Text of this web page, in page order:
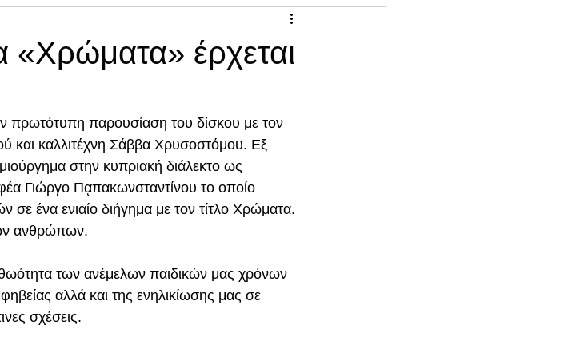
«Χρώματα» έρχεται
πρωτότυπη παρουσίαση του δίσκου με τον
και καλλιτέχνη Σάββα Χρυσοστόμου. Εξ
στην κυπριακή διάλεκτο ως
Γιώργο Πᾳπακωνσταντίνου το οποίο
σε ένα ενιαίο διήγημα με τον τίτλο Χρώματα.
ανθρώπων.
των ανέμελων παιδικών μας χρόνων
αλλά και της ενηλικίωσης μας σε
σχέσεις.